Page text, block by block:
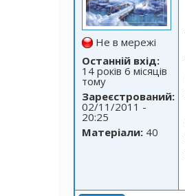
Не в мережі
Останній вхід:
14 років 6 місяців
тому
Зареєстрований:
02/11/2011 -
20:25
Матеріали: 40